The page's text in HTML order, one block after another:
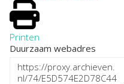
Printen
Duurzaam webadres